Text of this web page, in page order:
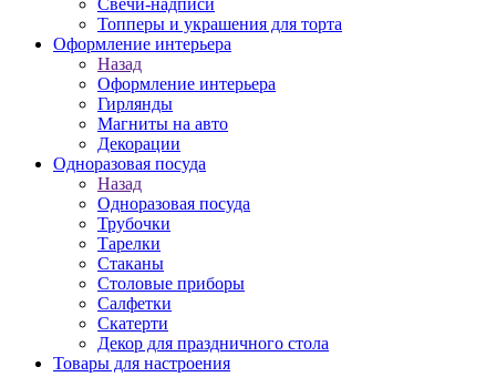
Свечи-надписи
Топперы и украшения для торта
Оформление интерьера
Назад
Оформление интерьера
Гирлянды
Магниты на авто
Декорации
Одноразовая посуда
Назад
Одноразовая посуда
Трубочки
Тарелки
Стаканы
Столовые приборы
Салфетки
Скатерти
Декор для праздничного стола
Товары для настроения